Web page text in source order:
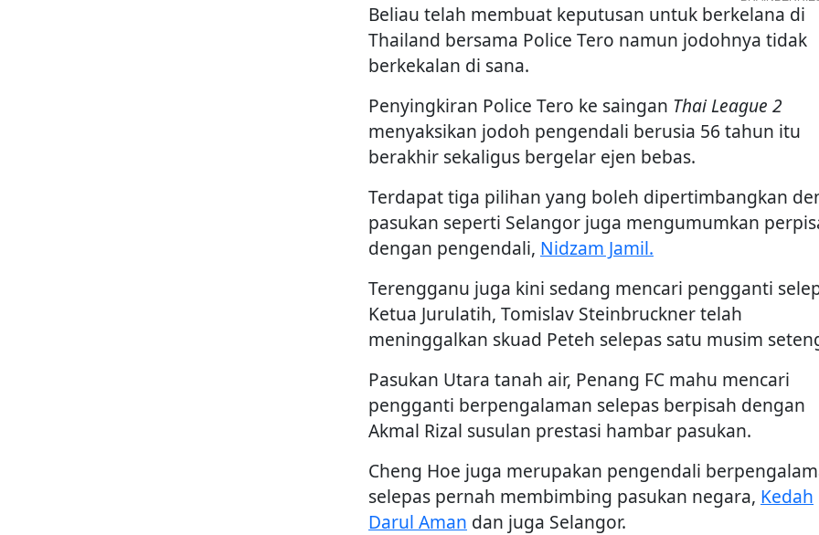
Beliau telah membuat keputusan untuk berkelana di
Thailand bersama Police Tero namun jodohnya tidak
berkekalan di sana.
Penyingkiran Police Tero ke saingan Thai League 2
menyaksikan jodoh pengendali berusia 56 tahun itu
berakhir sekaligus bergelar ejen bebas.
Terdapat tiga pilihan yang boleh dipertimbangkan
pasukan seperti Selangor juga mengumumkan
dengan pengendali, Nidzam Jamil.
Terengganu juga kini sedang mencari pengganti
Ketua Jurulatih, Tomislav Steinbruckner telah
meninggalkan skuad Peteh selepas satu musim
Pasukan Utara tanah air, Penang FC mahu mencari
pengganti berpengalaman selepas berpisah dengan
Akmal Rizal susulan prestasi hambar pasukan.
Cheng Hoe juga merupakan pengendali
selepas pernah membimbing pasukan negara, Kedah
Darul Aman dan juga Selangor.